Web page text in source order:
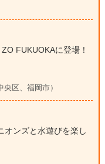
FUKUOKAに登場！
区、福岡市）
オンズと水遊びを楽し